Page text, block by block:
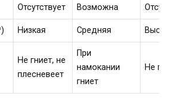
Отсутствует Возможна
Низкая Средняя
Не гниет, не
плесневеет
При
намокании
гниет
Не